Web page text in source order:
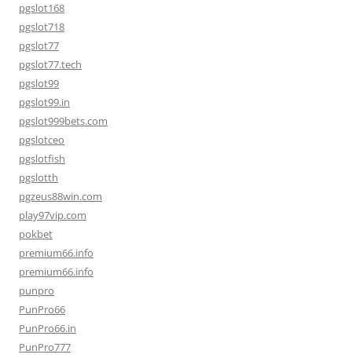
pgslot168
pgslot718
pgslot77
pgslot77.tech
pgslot99
pgslot99.in
pgslot999bets.com
pgslotceo
pgslotfish
pgslotth
pgzeus88win.com
play97vip.com
pokbet
premium66.info
premium66.info
punpro
PunPro66
PunPro66.in
PunPro777